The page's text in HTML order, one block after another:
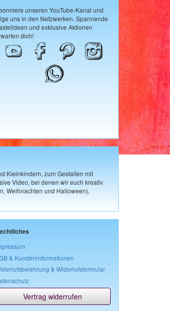
unseren YouTube-Kanal und
uns in den Netzwerken. Spannende
und exklusive Aktionen
dich!
Kleinkindern, zum Gestalten mit
Video, bei denen wir euch kreativ
Weihnachten und Halloween),
& Kundeninformationen
& Widerrufsformular
Vertrag widerrufen